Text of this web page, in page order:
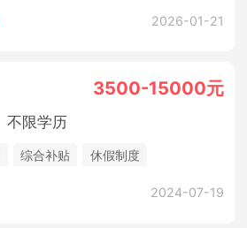
2026-01-21
3500-15000元
不限学历
综合补贴
休假制度
2024-07-19